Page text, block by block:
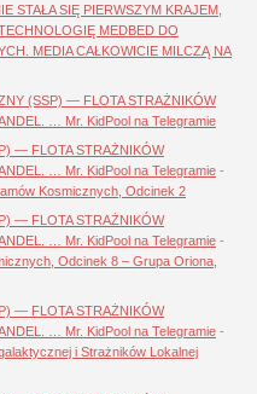
STAŁA SIĘ PIERWSZYM KRAJEM,
MEDBED DO
MEDIA CAŁKOWICIE MILCZĄ NA
(SSP) — FLOTA STRAŻNIKÓW
… Mr. KidPool na Telegramie
— FLOTA STRAŻNIKÓW
… Mr. KidPool na Telegramie -
Kosmicznych, Odcinek 2
— FLOTA STRAŻNIKÓW
… Mr. KidPool na Telegramie -
Odcinek 8 – Grupa Oriona,
— FLOTA STRAŻNIKÓW
… Mr. KidPool na Telegramie -
i Strażników Lokalnej